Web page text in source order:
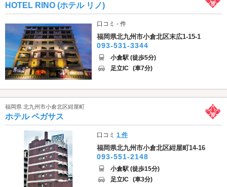
HOTEL RINO (ホテル リノ)
口コミ - 件
福岡県北九州市小倉北区末広1-15-1
093-531-3344
小倉駅 (徒歩5分)
足立IC (車7分)
福岡県 北九州市小倉北区紺屋町
ホテル ペガサス
口コミ1 件
福岡県北九州市小倉北区紺屋町14-16
093-551-2148
小倉駅 (徒歩15分)
足立IC (車3分)